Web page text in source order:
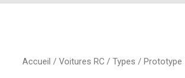
Accueil / Voitures RC/ Types / Prototype